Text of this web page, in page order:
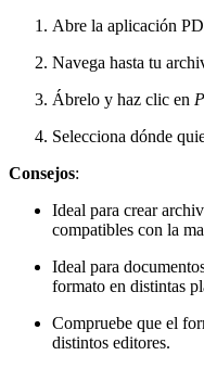
Abre la aplicación
Navega hasta tu
Ábrelo y haz clic en
Selecciona dónde
Consejos:
Ideal para crear
compatibles con la
Ideal para
formato en distintas
Compruebe que el
distintos editores.